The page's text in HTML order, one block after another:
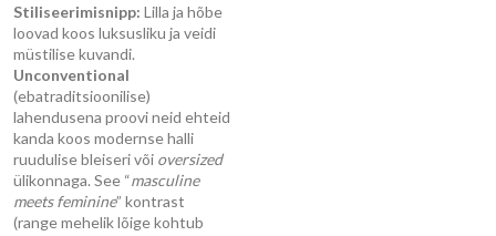
Stiliseerimisnipp: Lilla ja hõbe
loovad koos luksusliku ja veidi
müstilise kuvandi.
Unconventional
(ebatraditsioonilise)
lahendusena proovi neid ehteid
kanda koos modernse halli
ruudulise bleiseri või oversized
ülikonnaga. See “masculine
meets feminine” kontrast
(range mehelik lõige kohtub